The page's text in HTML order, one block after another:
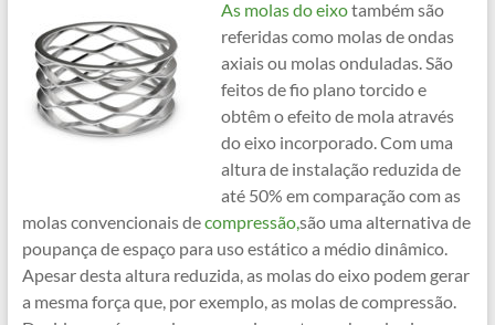
As molas do eixotambém são
referidas como molas de ondas
axiais ou molas onduladas. São
feitos de fio plano torcido e
obtêm o efeito de mola através
do eixo incorporado. Com uma
altura de instalação reduzida de
até 50% em comparação com as
molas convencionais decompressão,são uma alternativa de
poupança de espaço para uso estático a médio dinâmico.
Apesar desta altura reduzida, as molas do eixo podem gerar
a mesma força que, por exemplo, as molas de compressão.